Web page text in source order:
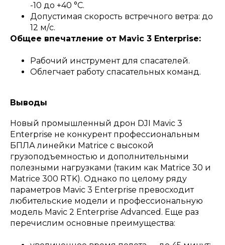
-10 до +40 °C.
Допустимая скорость встречного ветра: до
12 м/с.
Общее впечатление от Mavic 3 Enterprise:
Рабочий инструмент для спасателей.
Облегчает работу спасательных команд.
Выводы
Новый промышленный дрон DJI Mavic 3
Enterprise не конкурент профессиональным
БПЛА линейки Matrice с высокой
грузоподъемностью и дополнительными
полезными нагрузками (таким как Matrice 30 и
Matrice 300 RTK). Однако по целому ряду
параметров Mavic 3 Enterprise превосходит
любительские модели и профессиональную
модель Mavic 2 Enterprise Advanced. Еще раз
перечислим основные преимущества: